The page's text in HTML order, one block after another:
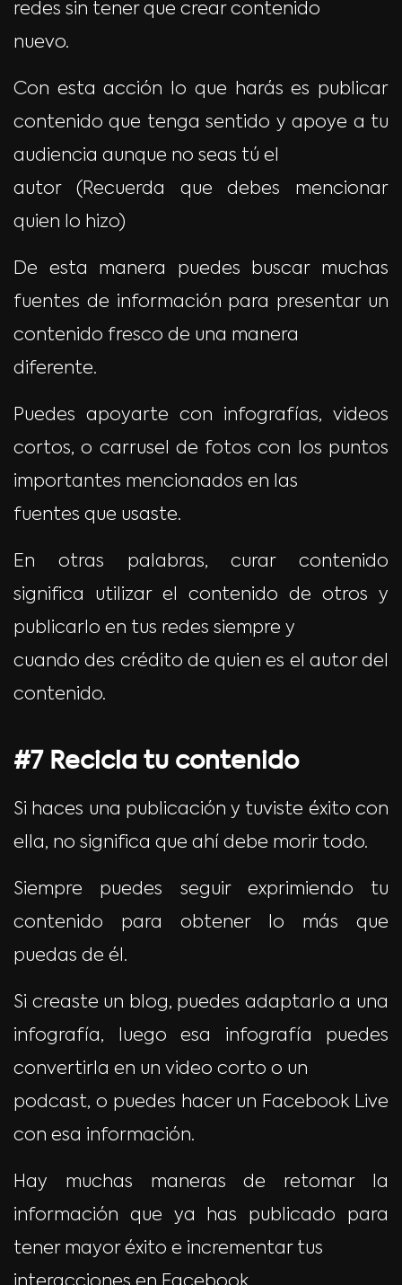
redes sin tener que crear contenido
nuevo.
Con esta acción lo que harás es publicar
contenido que tenga sentido y apoye a tu
audiencia aunque no seas tú el
autor (Recuerda que debes mencionar
quien lo hizo)
De esta manera puedes buscar muchas
fuentes de información para presentar un
contenido fresco de una manera
diferente.
Puedes apoyarte con infografías, videos
cortos, o carrusel de fotos con los puntos
importantes mencionados en las
fuentes que usaste.
En otras palabras, curar contenido
significa utilizar el contenido de otros y
publicarlo en tus redes siempre y
cuando des crédito de quien es el autor del
contenido.
#7 Recicla tu contenido
Si haces una publicación y tuviste éxito con
ella, no significa que ahí debe morir todo.
Siempre puedes seguir exprimiendo tu
contenido para obtener lo más que
puedas de él.
Si creaste un blog, puedes adaptarlo a una
infografía, luego esa infografía puedes
convertirla en un video corto o un
podcast, o puedes hacer un Facebook Live
con esa información.
Hay muchas maneras de retomar la
información que ya has publicado para
tener mayor éxito e incrementar tus